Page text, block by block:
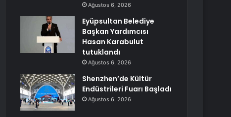
Ağustos 6, 2026
Eyüpsultan Belediye
Başkan Yardımcısı
Hasan Karabulut
tutuklandı
Ağustos 6, 2026
Shenzhen’de Kültür
Endüstrileri Fuarı Başladı
Ağustos 6, 2026